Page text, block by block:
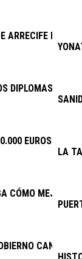
ARRECIFE
DIPLOMAS DE LA
EUROS LA
CÓMO
CANARIO
LA